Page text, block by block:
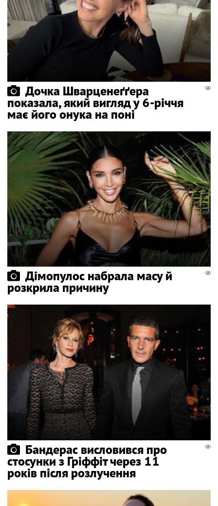
Дочка Шварценеґґера
показала, який вигляд у 6-річчя
має його онука на поні
Дімопулос набрала масу й
розкрила причину
Бандерас висловився про
стосунки з Гріффіт через 11
років після розлучення